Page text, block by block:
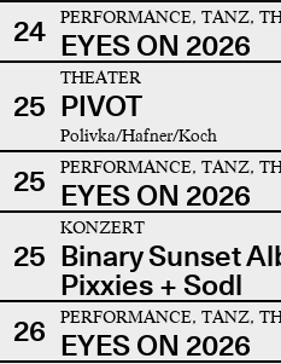
24 PERFORMANCE, TANZ,
EYES ON 2026
25
THEATER
PIVOT
Polivka/Hafner/Koch
25 PERFORMANCE, TANZ,
EYES ON 2026
25
KONZERT
Binary Sunset
Pixxies + Sodl
26
PERFORMANCE, TANZ,
EYES ON 2026